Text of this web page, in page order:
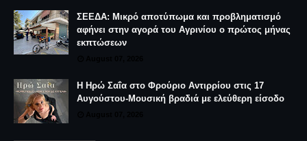
ΣΕΕΔΑ: Μικρό αποτύπωμα και προβληματισμό
αφήνει στην αγορά του Αγρινίου ο πρώτος μήνας
εκπτώσεων
Η Ηρώ Σαΐα στο Φρούριο Αντιρρίου στις 17
Αυγούστου-Μουσική βραδιά με ελεύθερη είσοδο